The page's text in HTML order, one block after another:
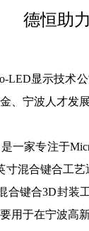
德恒助
LED显示技术
、宁波人才发
一家专注于
寸混合键合工
合键合3D封装
用于在宁波高